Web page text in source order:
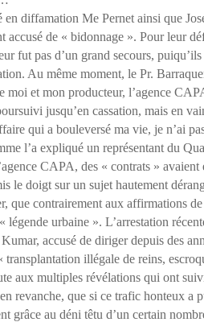
en diffamation Me Pernet ainsi que
accusé de « bidonnage ». Pour leur
fut pas d’un grand secours,
Au même moment, le Pr.
moi et mon producteur, l’agence
jusqu’en cassation, mais en
qui a bouleversé ma vie, je n’ai
l’a expliqué un représentant du
CAPA, des « contrats » avaient
le doigt sur un sujet hautement
que contrairement aux affirmations
« légende urbaine ». L’arrestation
accusé de diriger depuis des
transplantation illégale de reins,
aux multiples révélations qui ont
revanche, que si ce trafic honteux a
grâce au déni têtu d’un certain